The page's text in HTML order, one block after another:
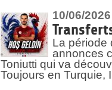
10/06/2026
La période
annonces
Toniutti qui va
Toujours en Turquie,